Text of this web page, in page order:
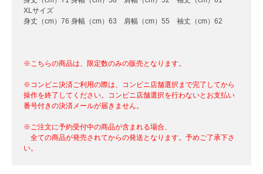
XLサイズ
身丈（cm）76 身幅（cm）63 肩幅（cm）55 袖丈（cm）62
※こちらの商品は、限定数のみの販売となります。
※コンビニ決済ご利用の際は、コンビニ店舗選択まで完了してから
操作を終了してください。コンビニ店舗選択を行わないとお支払い
番号付きの決済メールが届きません。
※ご注文に予約受付中の商品が含まれる場合、
全ての商品が発売されてからの発送となります。予めご了承下さ
い。